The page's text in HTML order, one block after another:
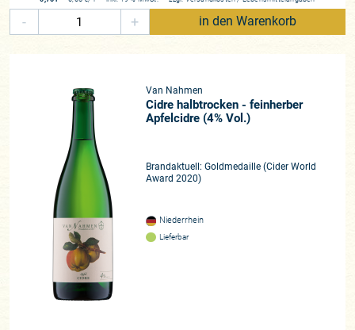
- + in den Warenkorb
Van Nahmen
Cidre halbtrocken - feinherber
Apfelcidre (4% Vol.)
Brandaktuell: Goldmedaille (Cider World
Award 2020)
Niederrhein
Lieferbar